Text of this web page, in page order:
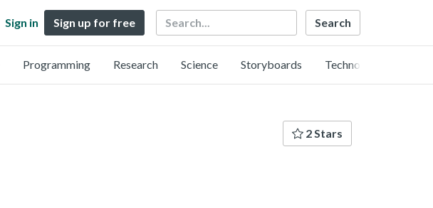
Sign in Sign up for free Search
Programming Research Science Storyboards Technology
2 Stars